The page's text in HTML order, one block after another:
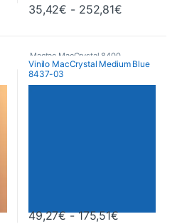
de precios: desde 35,42€
variantes. Las opciones se
35,42€ - 252,81€Rango de
Este producto tiene múltiples
de precios: desde 64,86€
Mactac MacCrystal 8400
Vinilos De Corte
Vinilo MacCrystal Medium Blue
8437-03
49,27€ - 175,51€Rango de